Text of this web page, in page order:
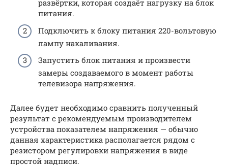
развёртки, которая создаёт нагрузку на блок
питания.
Подключить к блоку питания 220-вольтовую
лампу накаливания.
Запустить блок питания и произвести
замеры создаваемого в момент работы
телевизора напряжения.
Далее будет необходимо сравнить полученный
результат с рекомендуемым производителем
устройства показателем напряжения — обычно
данная характеристика располагается рядом с
резистором регулировки напряжения в виде
простой надписи.